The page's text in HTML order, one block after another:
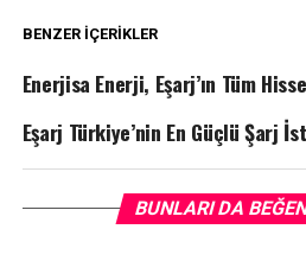
BENZER İÇERIKLER
Enerjisa Enerji, Eşarj’ın Tüm
Eşarj Türkiye’nin En Güçlü Şarj
BUNLARI DA